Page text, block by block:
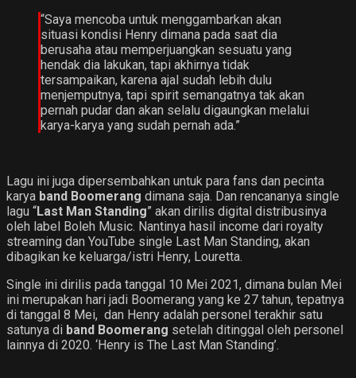
“Saya mencoba untuk menggambarkan akan
situasi kondisi Henry dimana pada saat dia
berusaha atau memperjuangkan sesuatu yang
hendak dia lakukan, tapi akhirnya tidak
tersampaikan, karena ajal sudah lebih dulu
menjemputnya, tapi spirit semangatnya tak akan
pernah pudar dan akan selalu digaungkan melalui
karya-karya yang sudah pernah ada.”
Lagu ini juga dipersembahkan untuk para fans dan pecinta
karya band Boomerang dimana saja. Dan rencananya single
lagu “Last Man Standing” akan dirilis digital distribusinya
oleh label Boleh Music. Nantinya hasil income dari royalty
streaming dan YouTube single Last Man Standing, akan
dibagikan ke keluarga/istri Henry, Louretta.
Single ini dirilis pada tanggal 10 Mei 2021, dimana bulan Mei
ini merupakan hari jadi Boomerang yang ke 27 tahun, tepatnya
di tanggal 8 Mei, dan Henry adalah personel terakhir satu
satunya di band Boomerang setelah ditinggal oleh personel
lainnya di 2020. ‘Henry is The Last Man Standing’.